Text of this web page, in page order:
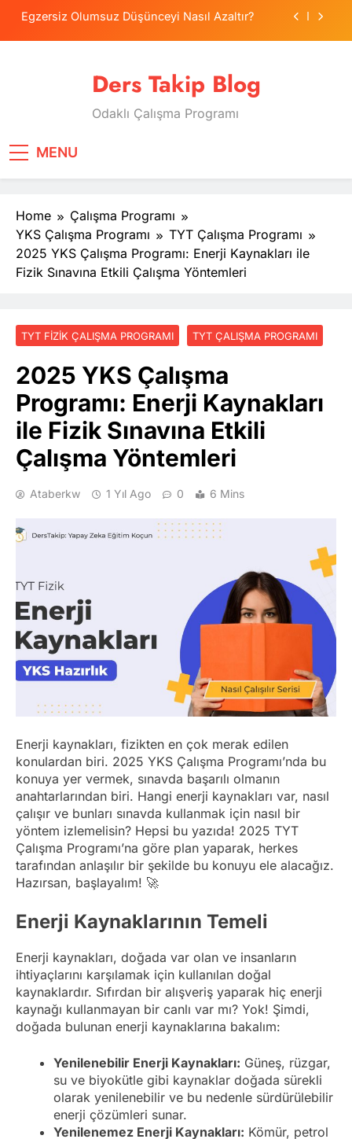
SkipEgzersiz Olumsuz Düşünceyi Nasıl Azaltır?
Tercih Stresinde Veliler Çocuğa Nasıl Destek
Tekrarlama Zorlantısı: Neden Geçmişi
Egzersiz Olumsuz Düşünceyi Nasıl Azaltır?
Psikolojide Sistematik Duyarsızlaştırma
Tercih Stresinde Veliler Çocuğa Nasıl Destek
Olur?
Ders Takip Blog
Odaklı Çalışma Programı
MENU
Home
Çalışma Programı
YKS Çalışma Programı
TYT Çalışma Programı
2025 YKS Çalışma Programı: Enerji Kaynakları ile
Fizik Sınavına Etkili Çalışma Yöntemleri
TYT FIZIK ÇALIŞMA PROGRAMI TYT ÇALIŞMA PROGRAMI
2025 YKS Çalışma
Programı: Enerji Kaynakları
ile Fizik Sınavına Etkili
Çalışma Yöntemleri
Ataberkw 1 Yıl Ago 0 6 Mins
Enerji kaynakları, fizikten en çok merak edilen
konulardan biri. 2025 YKS Çalışma Programı’nda bu
konuya yer vermek, sınavda başarılı olmanın
anahtarlarından biri. Hangi enerji kaynakları var, nasıl
çalışır ve bunları sınavda kullanmak için nasıl bir
yöntem izlemelisin? Hepsi bu yazıda! 2025 TYT
Çalışma Programı’na göre plan yaparak, herkes
tarafından anlaşılır bir şekilde bu konuyu ele alacağız.
Hazırsan, başlayalım! 🚀
Enerji Kaynaklarının Temeli
Enerji kaynakları, doğada var olan ve insanların
ihtiyaçlarını karşılamak için kullanılan doğal
kaynaklardır. Sıfırdan bir alışveriş yaparak hiç enerji
kaynağı kullanmayan bir canlı var mı? Yok! Şimdi,
doğada bulunan enerji kaynaklarına bakalım:
Yenilenebilir Enerji Kaynakları: Güneş, rüzgar,
su ve biyokütle gibi kaynaklar doğada sürekli
olarak yenilenebilir ve bu nedenle sürdürülebilir
enerji çözümleri sunar.
Yenilenemez Enerji Kaynakları: Kömür, petrol